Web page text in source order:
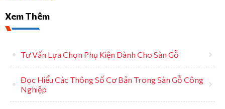
Xem Thêm
Tư Vấn Lựa Chọn Phụ Kiện Dành Cho Sàn Gỗ
Đọc Hiểu Các Thông Số Cơ Bản Trong Sàn Gỗ Công
Nghiệp